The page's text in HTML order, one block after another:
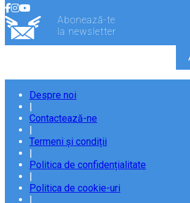
Abonează-te
la newsletter
Despre noi
Contactează-ne
Termeni și condiții
Politica de confidențialitate
Politica de cookie-uri